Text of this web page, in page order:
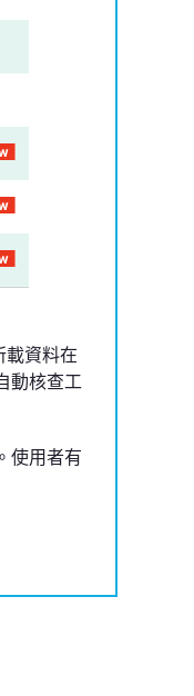
載資料在
動核查工
使用者有